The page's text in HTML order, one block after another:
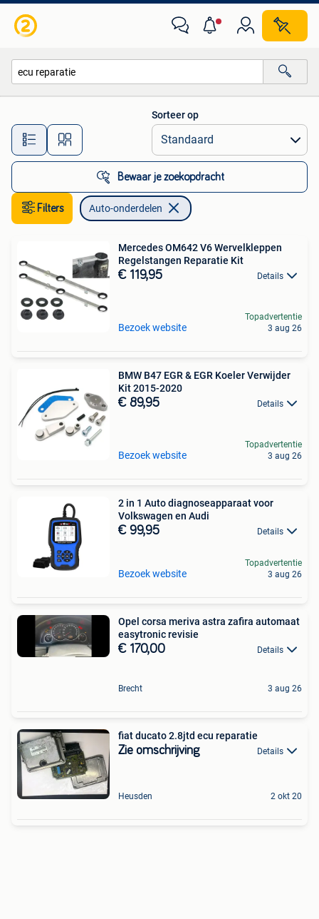
Alle afstanden…
Sorteer op
Bewaar je zoekopdracht
Filters Auto-onderdelen
Mercedes OM642 V6 Wervelkleppen
Regelstangen Reparatie Kit
€ 119,95 Details
Bezoek website
Topadvertentie
3 aug 26
BMW B47 EGR & EGR Koeler Verwijder
Kit 2015-2020
€ 89,95 Details
Bezoek website
Topadvertentie
3 aug 26
2 in 1 Auto diagnoseapparaat voor
Volkswagen en Audi
€ 99,95 Details
Bezoek website
Topadvertentie
3 aug 26
Opel corsa meriva astra zafira automaat
easytronic revisie
€ 170,00 Details
Brecht 3 aug 26
fiat ducato 2.8jtd ecu reparatie
Zie omschrijving Details
Heusden 2 okt 20